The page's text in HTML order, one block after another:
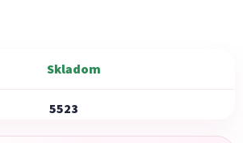
Skladom
5523